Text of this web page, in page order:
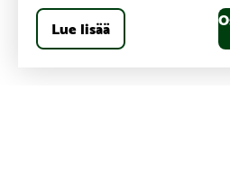
Lue lisää